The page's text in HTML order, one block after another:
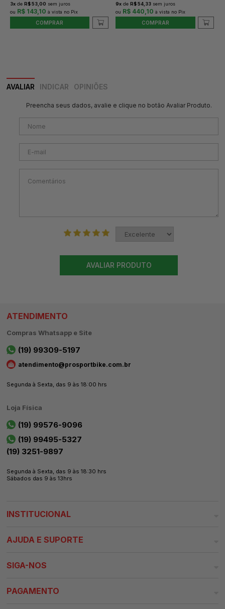
3x de R$ 53,00 sem juros
R$ 143,10
COMPRAR
9x de R$ 54,33 sem juros
R$ 440,10
COMPRAR
AVALIAR INDICAR OPINIÕES
Preencha seus dados, avalie e clique no botão Avaliar Produto.
AVALIAR PRODUTO
ATENDIMENTO
Compras Whatsapp e Site
(19) 99309-5197
atendimento@prosportbike.com.br
Segunda à Sexta, das 9 às 18:00 hrs
Loja Física
(19) 99576-9096
(19) 99495-5327
(19) 3251-9897
Segunda à Sexta, das 9 às 18:30 hrs
Sábados das 9 às 13hrs
INSTITUCIONAL
AJUDA E SUPORTE
SIGA-NOS
PAGAMENTO